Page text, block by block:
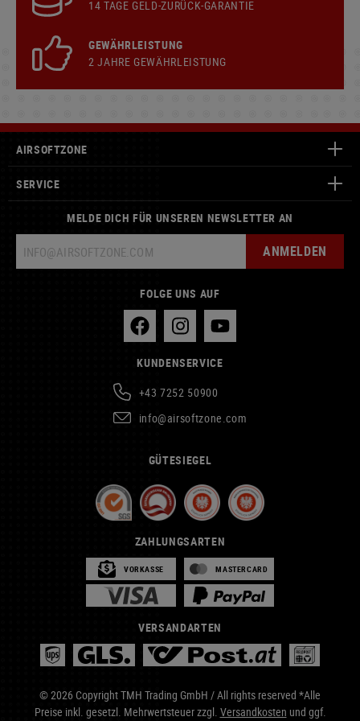
14 TAGE GELD-ZURÜCK-GARANTIE
GEWÄHRLEISTUNG
2 JAHRE GEWÄHRLEISTUNG
AIRSOFTZONE
SERVICE
MELDE DICH FÜR UNSEREN NEWSLETTER AN
ANMELDEN
FOLGE UNS AUF
KUNDENSERVICE
+43 7252 50900
info@airsoftzone.com
GÜTESIEGEL
ZAHLUNGSARTEN
VORKASSE MASTERCARD
VERSANDARTEN
© 2026 Copyright TMH Trading GmbH / All rights reserved *Alle
Preise inkl. gesetzl. Mehrwertsteuer zzgl. Versandkosten und ggf.